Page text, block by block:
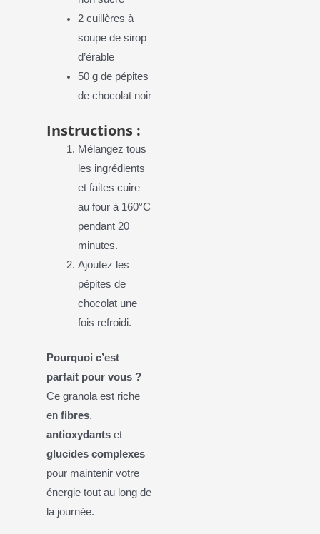
2 cuillères à
soupe de sirop
d’érable
50 g de pépites
de chocolat noir
Instructions :
Mélangez tous
les ingrédients
et faites cuire
au four à 160°C
pendant 20
minutes.
Ajoutez les
pépites de
chocolat une
fois refroidi.
Pourquoi c’est
parfait pour vous ?
Ce granola est riche
enfibres,
antioxydants et
glucides complexes
pour maintenir votre
énergie tout au long de
la journée.